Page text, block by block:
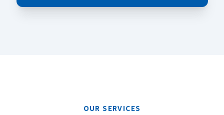
OUR SERVICES